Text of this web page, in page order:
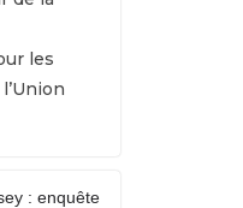
les
: enquête